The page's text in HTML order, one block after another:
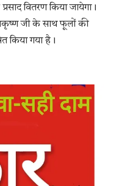
वितरण किया जायेगा।
जी के साथ फूलों की
किया गया है।